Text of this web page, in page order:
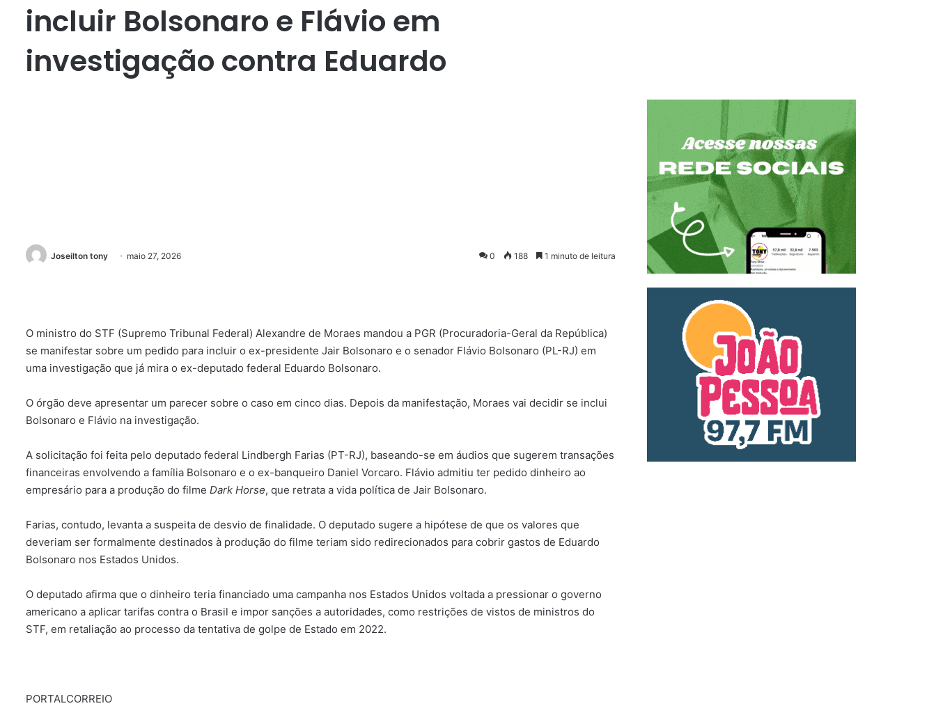
incluir Bolsonaro e Flávio em
investigação contra Eduardo
Joseilton tony maio 27, 2026 0 188 1 minuto de leitura
O ministro do STF (Supremo Tribunal Federal) Alexandre de Moraes mandou a PGR (Procuradoria-Geral da República)
se manifestar sobre um pedido para incluir o ex-presidente Jair Bolsonaro e o senador Flávio Bolsonaro (PL-RJ) em
uma investigação que já mira o ex-deputado federal Eduardo Bolsonaro.
O órgão deve apresentar um parecer sobre o caso em cinco dias. Depois da manifestação, Moraes vai decidir se inclui
Bolsonaro e Flávio na investigação.
A solicitação foi feita pelo deputado federal Lindbergh Farias (PT-RJ), baseando-se em áudios que sugerem transações
financeiras envolvendo a família Bolsonaro e o ex-banqueiro Daniel Vorcaro. Flávio admitiu ter pedido dinheiro ao
empresário para a produção do filme Dark Horse, que retrata a vida política de Jair Bolsonaro.
Farias, contudo, levanta a suspeita de desvio de finalidade. O deputado sugere a hipótese de que os valores que
deveriam ser formalmente destinados à produção do filme teriam sido redirecionados para cobrir gastos de Eduardo
Bolsonaro nos Estados Unidos.
O deputado afirma que o dinheiro teria financiado uma campanha nos Estados Unidos voltada a pressionar o governo
americano a aplicar tarifas contra o Brasil e impor sanções a autoridades, como restrições de vistos de ministros do
STF, em retaliação ao processo da tentativa de golpe de Estado em 2022.
PORTALCORREIO